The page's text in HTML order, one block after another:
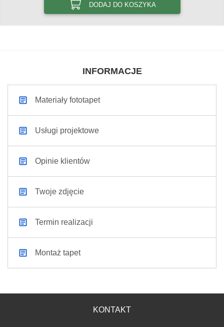
DODAJ DO KOSZYKA
INFORMACJE
Materiały fototapet
Usługi projektowe
Opinie klientów
Twoje zdjęcie
Termin realizacji
Montaż tapet
KONTAKT